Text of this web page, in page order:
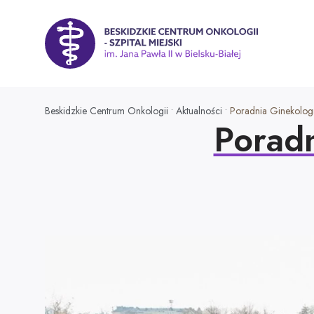
Beskidzkie Centrum Onkologii - Szpital Miejski im. Jana
Beskidzkie Centrum Onkologii • Aktualności • Poradnia